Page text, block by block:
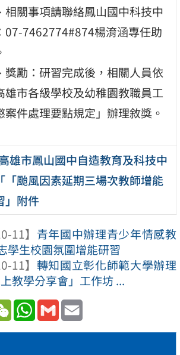
相關事項請聯絡鳳山國中科技中
07-7462774#874楊淯涵專任助
獎勵：研習完成後，相關人員依
雄市各級學校及幼稚園教職員工
案件處理要點規定」辦理敘獎。
雄市鳳山國中自造教育及科技中
「颱風因素延期三場次教師增能
」附件
11】 青年國中辦理青少年情感教
學生校園氛圍增能研習
11】 轉知國立彰化師範大學辦理
教學分享會」工作坊 ...
WeChatWhatsApp
Gmail